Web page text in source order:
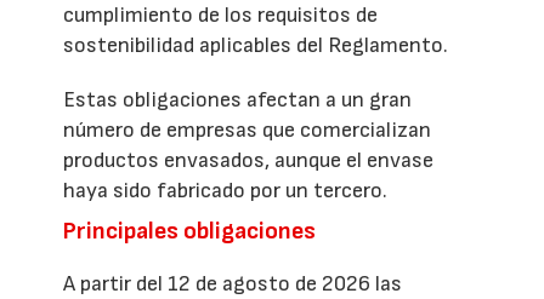
cumplimiento de los requisitos de
sostenibilidad aplicables del Reglamento.
Estas obligaciones afectan a un gran
número de empresas que comercializan
productos envasados, aunque el envase
haya sido fabricado por un tercero.
Principales obligaciones
A partir del 12 de agosto de 2026 las